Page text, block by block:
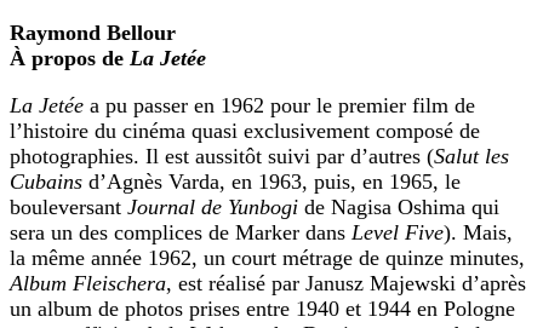
Raymond Bellour
À propos de La Jetée
La Jetée a pu passer en 1962 pour le premier film de
l’histoire du cinéma quasi exclusivement composé de
photographies. Il est aussitôt suivi par d’autres (Salut les
Cubains d’Agnès Varda, en 1963, puis, en 1965, le
bouleversant Journal de Yunbogi de Nagisa Oshima qui
sera un des complices de Marker dans Level Five). Mais,
la même année 1962, un court métrage de quinze minutes,
Album Fleischera, est réalisé par Janusz Majewski d’après
un album de photos prises entre 1940 et 1944 en Pologne